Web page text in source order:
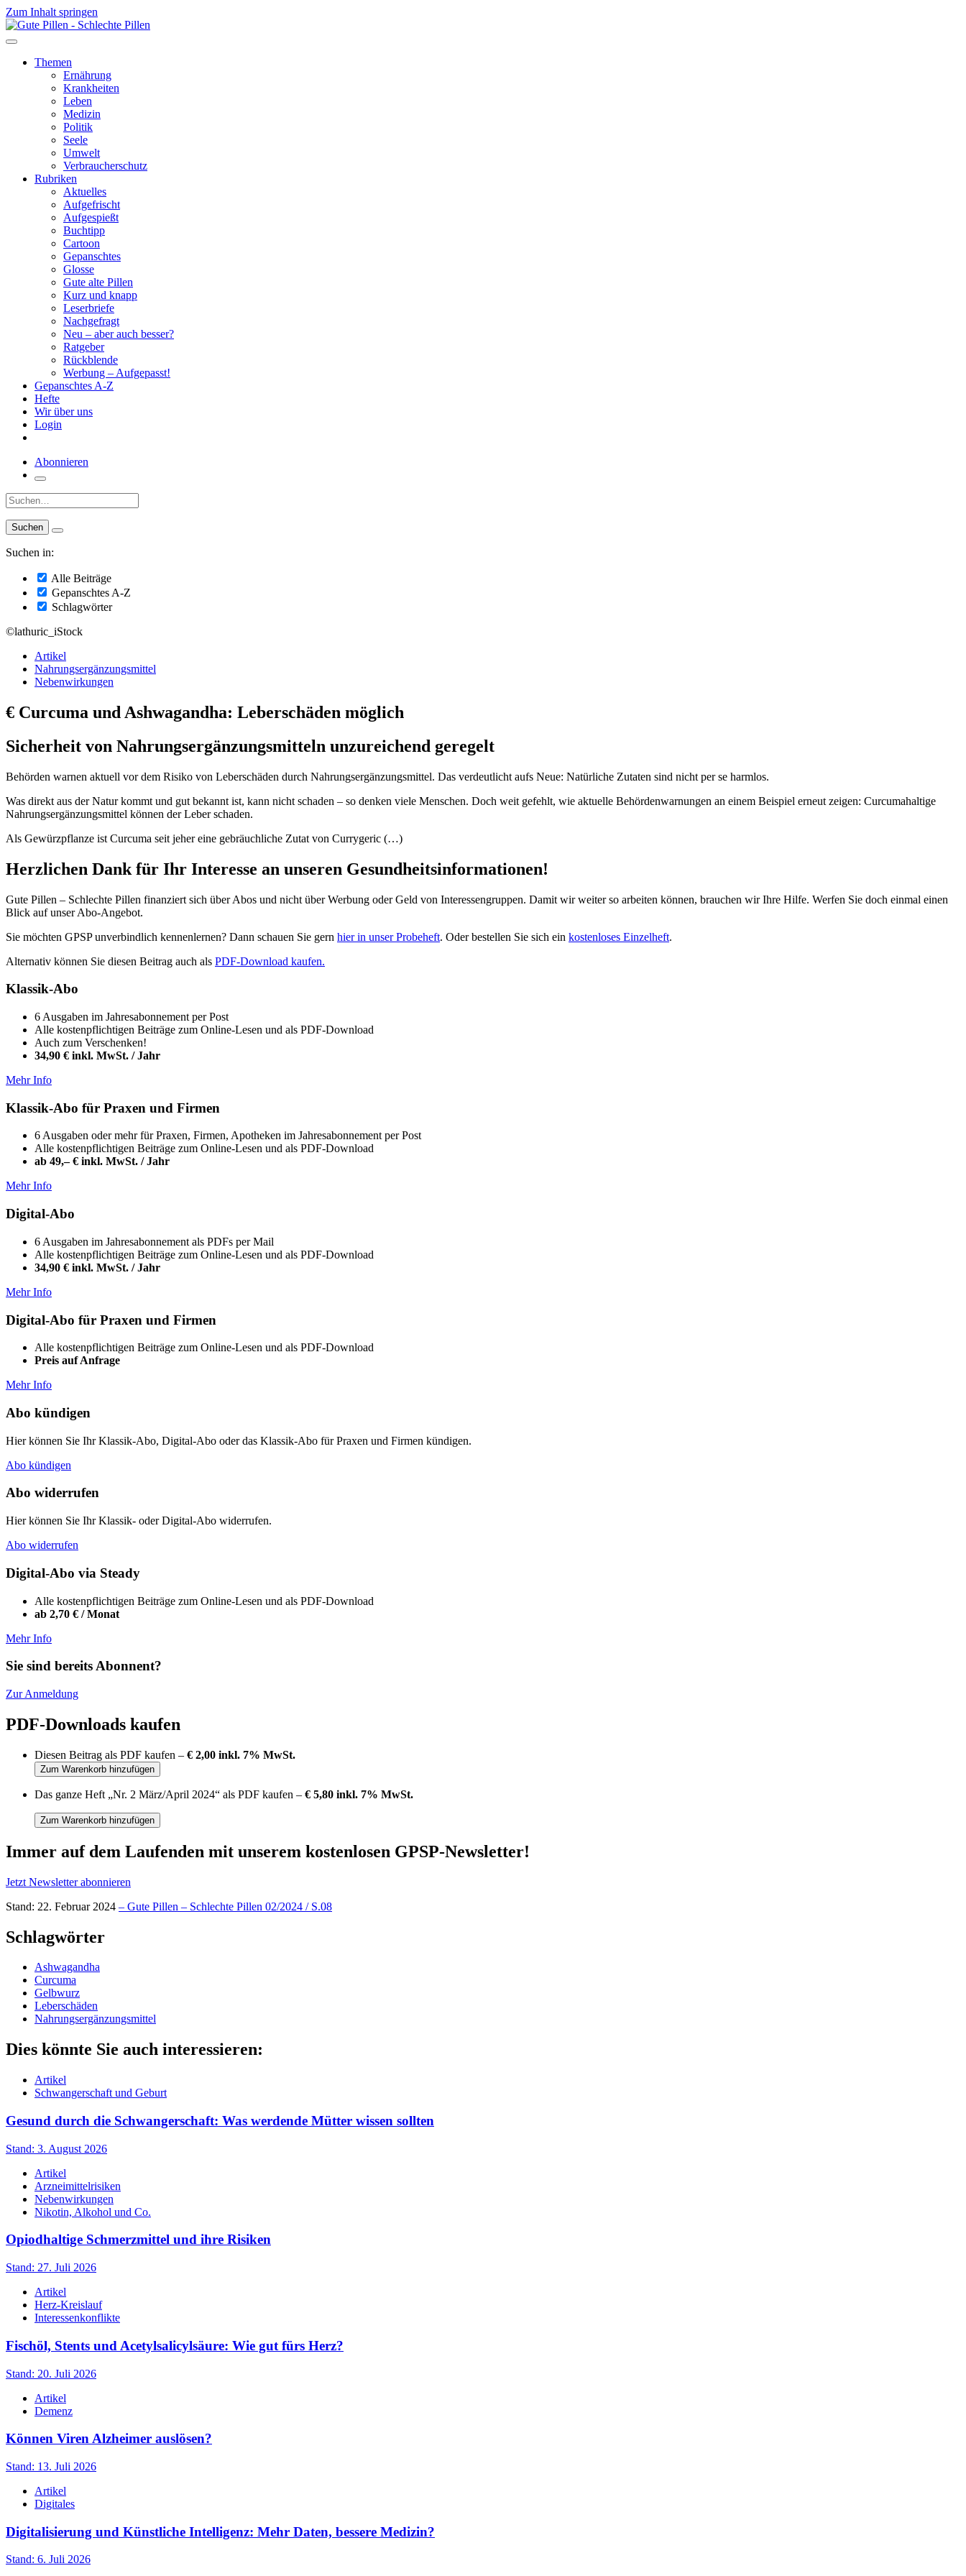
Zum Inhalt springen
Themen
Ernährung
Krankheiten
Leben
Medizin
Politik
Seele
Umwelt
Verbraucherschutz
Rubriken
Aktuelles
Aufgefrischt
Aufgespießt
Buchtipp
Cartoon
Gepanschtes
Glosse
Gute alte Pillen
Kurz und knapp
Leserbriefe
Nachgefragt
Neu – aber auch besser?
Ratgeber
Rückblende
Werbung – Aufgepasst!
Gepanschtes A-Z
Hefte
Wir über uns
Login
Abonnieren
Suche:
Suchen in:
Alle Beiträge
Gepanschtes A-Z
Schlagwörter
©lathuric_iStock
Artikel
Nahrungsergänzungsmittel
Nebenwirkungen
€ Curcuma und Ashwagandha: Leberschäden möglich
Sicherheit von Nahrungsergänzungsmitteln unzureichend geregelt
Behörden warnen aktuell vor dem Risiko von Leberschäden durch Nahrungsergänzungs­mittel. Das verdeutlicht aufs Neue: Natürliche Zutaten sind nicht per se harmlos.
Was direkt aus der Natur kommt und gut bekannt ist, kann nicht schaden – so denken viele Menschen. Doch weit gefehlt, wie aktuelle Behördenwarnungen an einem Beispiel erneut zeigen: Curcumahaltige
Nahrungsergänzungsmittel können der Leber schaden.
Als Gewürzpflanze ist Curcuma seit jeher eine gebräuchliche Zutat von Currygeric (…)
Herzlichen Dank für Ihr Interesse an unseren Gesundheitsinformationen!
Gute Pillen – Schlechte Pillen finanziert sich über Abos und nicht über Werbung oder Geld von Interessengruppen. Damit wir weiter so arbeiten können, brauchen wir Ihre Hilfe. Werfen Sie doch einmal einen
Blick auf unser Abo-Angebot.
Sie möchten GPSP unverbindlich kennenlernen? Dann schauen Sie gern hier in unser Probeheft. Oder bestellen Sie sich ein kostenloses Einzelheft.
Alternativ können Sie diesen Beitrag auch als PDF-Download kaufen.
Klassik-Abo
6 Ausgaben im Jahresabonnement per Post
Alle kostenpflichtigen Beiträge zum Online-Lesen und als PDF-Download
Auch zum Verschenken!
34,90 € inkl. MwSt. / Jahr
Mehr Info
Klassik-Abo für Praxen und Firmen
6 Ausgaben oder mehr für Praxen, Firmen, Apotheken im Jahresabonnement per Post
Alle kostenpflichtigen Beiträge zum Online-Lesen und als PDF-Download
ab 49,– € inkl. MwSt. / Jahr
Mehr Info
Digital-Abo
6 Ausgaben im Jahresabonnement als PDFs per Mail
Alle kostenpflichtigen Beiträge zum Online-Lesen und als PDF-Download
34,90 € inkl. MwSt. / Jahr
Mehr Info
Digital-Abo für Praxen und Firmen
Alle kostenpflichtigen Beiträge zum Online-Lesen und als PDF-Download
Preis auf Anfrage
Mehr Info
Abo kündigen
Hier können Sie Ihr Klassik-Abo, Digital-Abo oder das Klassik-Abo für Praxen und Firmen kündigen.
Abo kündigen
Abo widerrufen
Hier können Sie Ihr Klassik- oder Digital-Abo widerrufen.
Abo widerrufen
Digital-Abo via Steady
Alle kostenpflichtigen Beiträge zum Online-Lesen und als PDF-Download
ab 2,70 € / Monat
Mehr Info
Sie sind bereits Abonnent?
Zur Anmeldung
PDF-Downloads kaufen
Diesen Beitrag als PDF kaufen – € 2,00 inkl. 7% MwSt.
Das ganze Heft „Nr. 2 März/April 2024“ als PDF kaufen – € 5,80 inkl. 7% MwSt.
Immer auf dem Laufenden mit unserem kostenlosen GPSP-Newsletter!
Jetzt Newsletter abonnieren
Stand: 22. Februar 2024 – Gute Pillen – Schlechte Pillen 02/2024 / S.08
Schlagwörter
Ashwagandha
Curcuma
Gelbwurz
Leberschäden
Nahrungsergänzungsmittel
Dies könnte Sie auch interessieren:
Artikel
Schwangerschaft und Geburt
Gesund durch die Schwangerschaft: Was werdende Mütter wissen sollten
Stand: 3. August 2026
Artikel
Arzneimittelrisiken
Nebenwirkungen
Nikotin, Alkohol und Co.
Opiodhaltige Schmerzmittel und ihre Risiken
Stand: 27. Juli 2026
Artikel
Herz-Kreislauf
Interessenkonflikte
Fischöl, Stents und Acetylsalicylsäure: Wie gut fürs Herz?
Stand: 20. Juli 2026
Artikel
Demenz
Können Viren Alzheimer auslösen?
Stand: 13. Juli 2026
Artikel
Digitales
Digitalisierung und Künstliche Intelligenz: Mehr Daten, bessere Medizin?
Stand: 6. Juli 2026